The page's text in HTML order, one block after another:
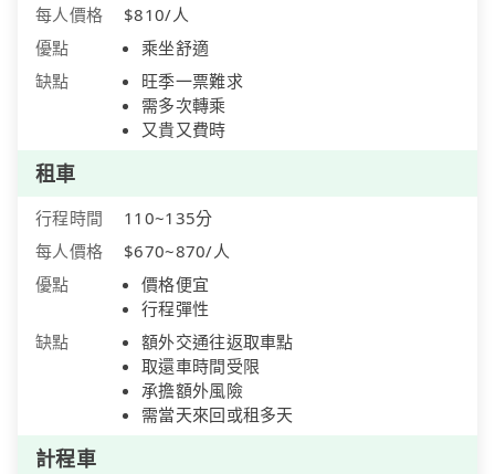
每人價格
$810/人
優點
乘坐舒適
缺點
旺季一票難求
需多次轉乘
又貴又費時
租車
行程時間
110~135分
每人價格
$670~870/人
優點
價格便宜
行程彈性
缺點
額外交通往返取車點
取還車時間受限
承擔額外風險
需當天來回或租多天
計程車